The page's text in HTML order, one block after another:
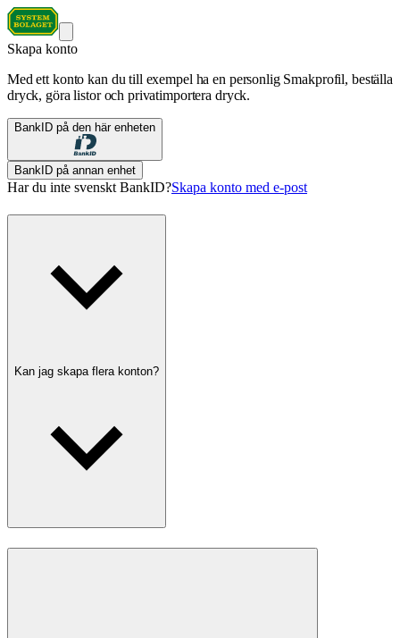
Skapa konto
Med ett konto kan du till exempel ha en personlig Smakprofil, beställa
dryck, göra listor och privatimportera dryck.
BankID på den här enheten
BankID på annan enhet
Har du inte svenskt BankID?Skapa konto med e-post
Kan jag skapa flera konton?